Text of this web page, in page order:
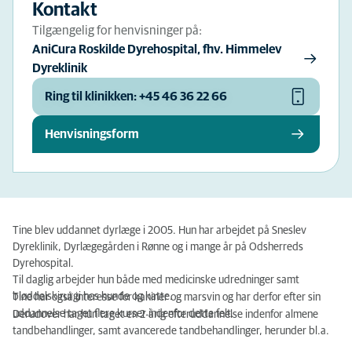
Kontakt
Tilgængelig for henvisninger på:
AniCura Roskilde Dyrehospital, fhv. Himmelev
Dyreklinik
Ring til klinikken: +45 46 36 22 66
Henvisningsform
Tine blev uddannet dyrlæge i 2005. Hun har arbejdet på Sneslev
Dyreklinik, Dyrlægegården i Rønne og i mange år på Odsherreds
Dyrehospital.
Til daglig arbejder hun både med medicinske udredninger samt
bløddelskirurgi hos hunde og katte.
Tine har også interesse for kaniner og marsvin og har derfor efter sin
uddannelse taget flere kurser indenfor dette felt.
Derudover har hun taget en 2-årig efteruddannelse indenfor almene
tandbehandlinger, samt avancerede tandbehandlinger, herunder bl.a.